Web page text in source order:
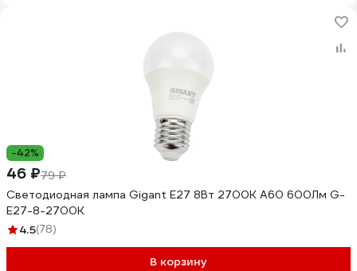
-42%
46 ₽79 ₽
Светодиодная лампа Gigant E27 8Вт 2700К А60 600Лм G-
E27-8-2700K
4.5(78)
В корзину